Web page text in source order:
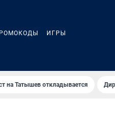
ИГРЫ
на Татышев откладывается